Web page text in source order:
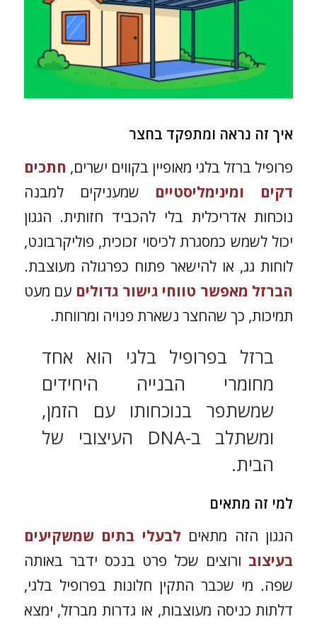
איך זה נראה ומתפקד בחצר
פרופיל ברזל בלגי מאופיין בקווים ישרים, חתכים
דקים ומינימליסטיים שמעניקים למבנה
נוכחות אדריכלית בלי להכביד חזותית. הגגון
יכול לשמש כמסגרת לכיסוי זכוכית, פוליקרבונט,
לוחות גג, או להישאר פתוח כפרגולה מעוצבת.
הברזל מאפשר טווחי גישור גדולים עם מעט
תמיכות, כך שהחצר נשארת פנויה ומרווחת.
ברזל בפרופיל בלגי הוא אחד
מחומרי הבנייה היחידים
שמשתפר בנוכחותו עם הזמן,
ומשתלב ב-DNA העיצובי של
הבית.
למי זה מתאים
הגגון הזה מתאים לבעלי בתים שמשקיעים
בעיצוב ורוצים שכל פרט בנכס ידבר באותה
שפה. מי שכבר התקין חלונות בפרופיל בלגי,
דלתות כניסה מעוצבות, או גדרות מברזל, ימצא